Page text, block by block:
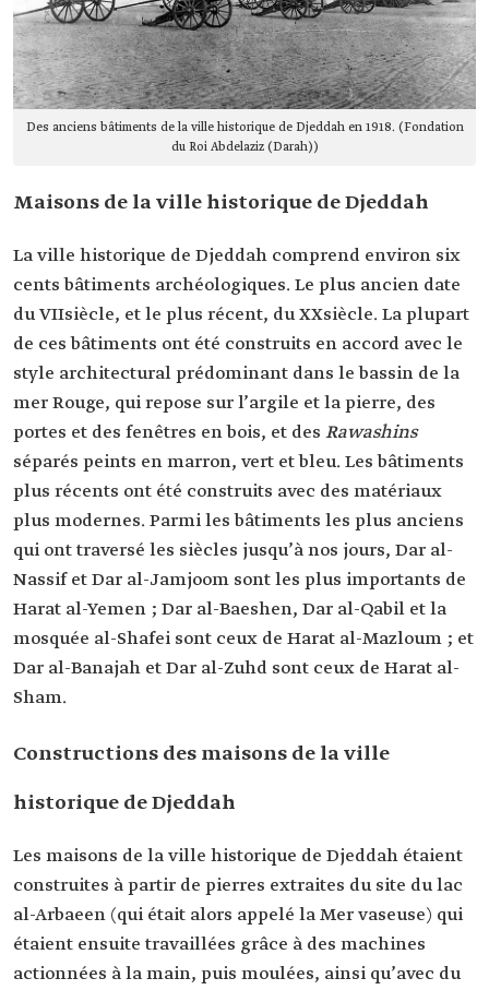
Des anciens bâtiments de la ville historique de Djeddah en 1918. (Fondation
du Roi Abdelaziz (Darah))
Maisons de la ville historique de Djeddah
La ville historique de Djeddah comprend environ six
cents bâtiments archéologiques. Le plus ancien date
du VIIsiècle, et le plus récent, du XXsiècle. La plupart
de ces bâtiments ont été construits en accord avec le
style architectural prédominant dans le bassin de la
mer Rouge, qui repose sur l’argile et la pierre, des
portes et des fenêtres en bois, et des Rawashins
séparés peints en marron, vert et bleu. Les bâtiments
plus récents ont été construits avec des matériaux
plus modernes. Parmi les bâtiments les plus anciens
qui ont traversé les siècles jusqu’à nos jours, Dar al-
Nassif et Dar al-Jamjoom sont les plus importants de
Harat al-Yemen ; Dar al-Baeshen, Dar al-Qabil et la
mosquée al-Shafei sont ceux de Harat al-Mazloum ; et
Dar al-Banajah et Dar al-Zuhd sont ceux de Harat al-
Sham.
Constructions des maisons de la ville
historique de Djeddah
Les maisons de la ville historique de Djeddah étaient
construites à partir de pierres extraites du site du lac
al-Arbaeen (qui était alors appelé la Mer vaseuse) qui
étaient ensuite travaillées grâce à des machines
actionnées à la main, puis moulées, ainsi qu’avec du